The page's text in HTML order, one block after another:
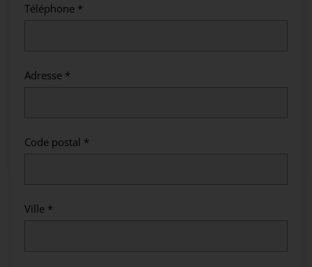
Téléphone *
Adresse *
Code postal *
Ville *